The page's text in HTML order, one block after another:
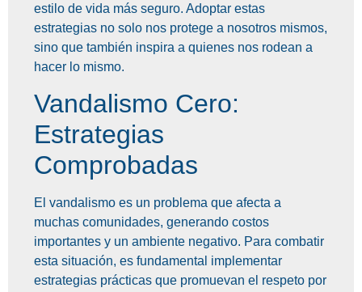
estilo de vida más seguro. Adoptar estas
estrategias no solo nos protege a nosotros mismos,
sino que también inspira a quienes nos rodean a
hacer lo mismo.
Vandalismo Cero:
Estrategias
Comprobadas
El vandalismo es un problema que afecta a
muchas comunidades, generando costos
importantes y un ambiente negativo. Para combatir
esta situación, es fundamental implementar
estrategias prácticas que promuevan el respeto por